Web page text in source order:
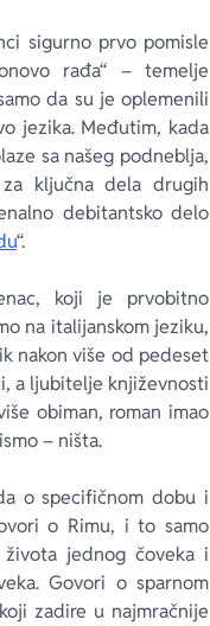
sigurno prvo pomisle
rađa“ – temelje
da su je oplemenili
jezika. Međutim, kada
sa našeg podneblja,
ključna dela drugih
debitantsko delo
“.
koji je prvobitno
na italijanskom jeziku,
nakon više od pedeset
a ljubitelje književnosti
obiman, roman imao
– ništa.
o specifičnom dobu i
o Rimu, i to samo
jednog čoveka i
Govori o sparnom
zadire u najmračnije